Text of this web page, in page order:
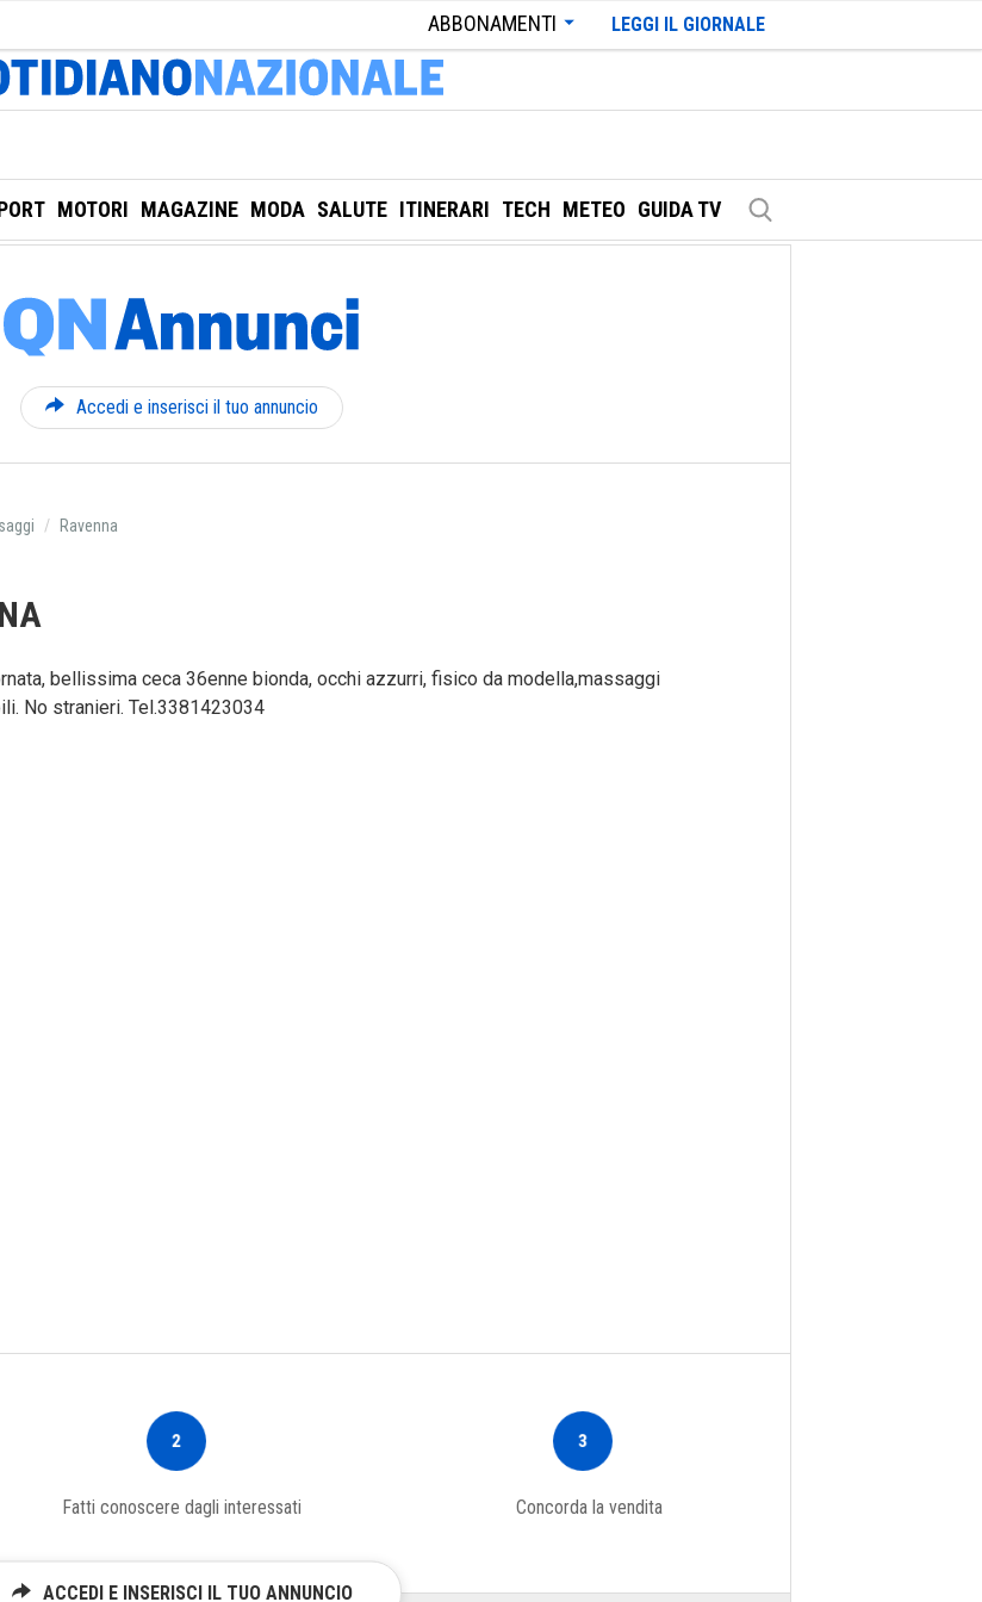
ABBONAMENTI LEGGI IL GIORNALE
MOTORI MAGAZINE MODA SALUTE ITINERARI TECH METEO GUIDA TV
Accedi e inserisci il tuo annuncio
Ravenna
bellissima ceca 36enne bionda, occhi azzurri, fisico da modella,massaggi
No stranieri. Tel.3381423034
2
Fatti conoscere dagli interessati
3
Concorda la vendita
ACCEDI E INSERISCI IL TUO ANNUNCIO